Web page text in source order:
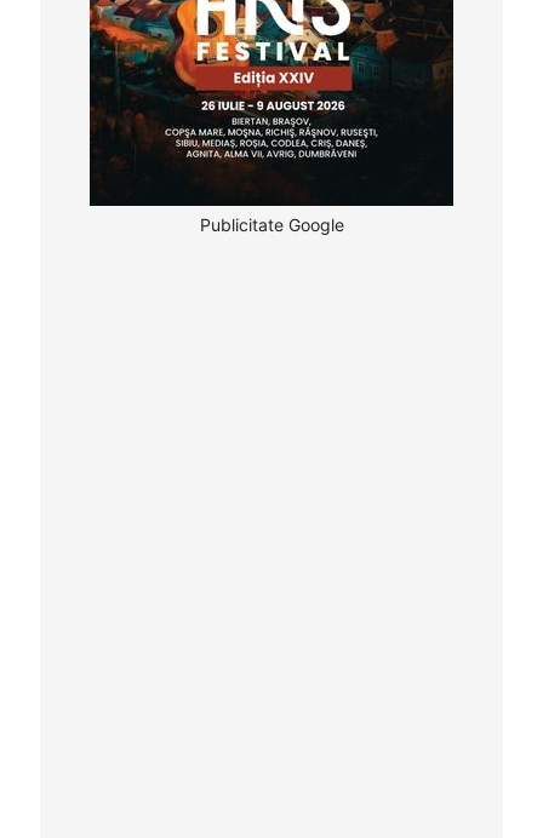
Publicitate Google